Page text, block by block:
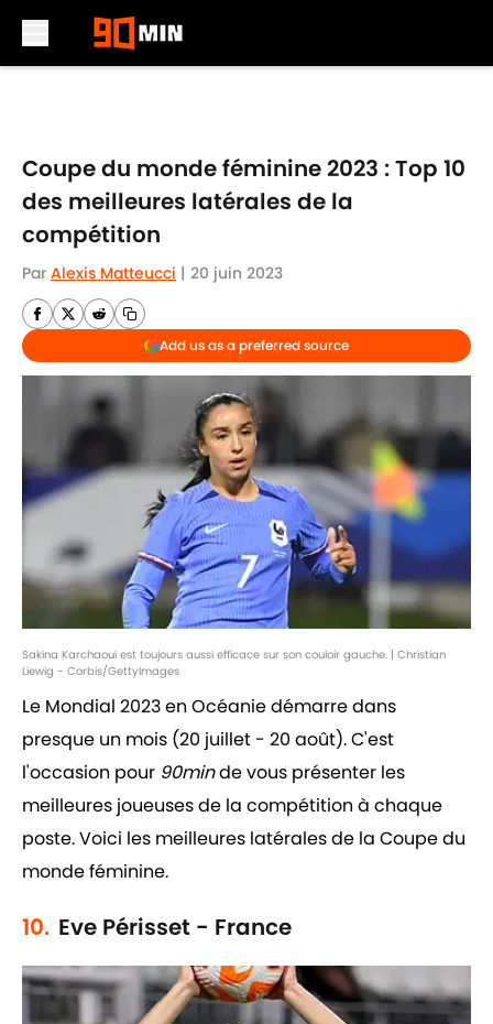
Coupe du monde féminine 2023 : Top 10
des meilleures latérales de la
compétition
Par Alexis Matteucci | 20 juin 2023
Add us as a preferred source
Sakina Karchaoui est toujours aussi efficace sur son couloir gauche. | Christian
Liewig - Corbis/GettyImages
Le Mondial 2023 en Océanie démarre dans
presque un mois (20 juillet - 20 août). C'est
l'occasion pour 90minde vous présenter les
meilleures joueuses de la compétition à chaque
poste. Voici les meilleures latérales de la Coupe du
monde féminine.
10. Eve Périsset - France